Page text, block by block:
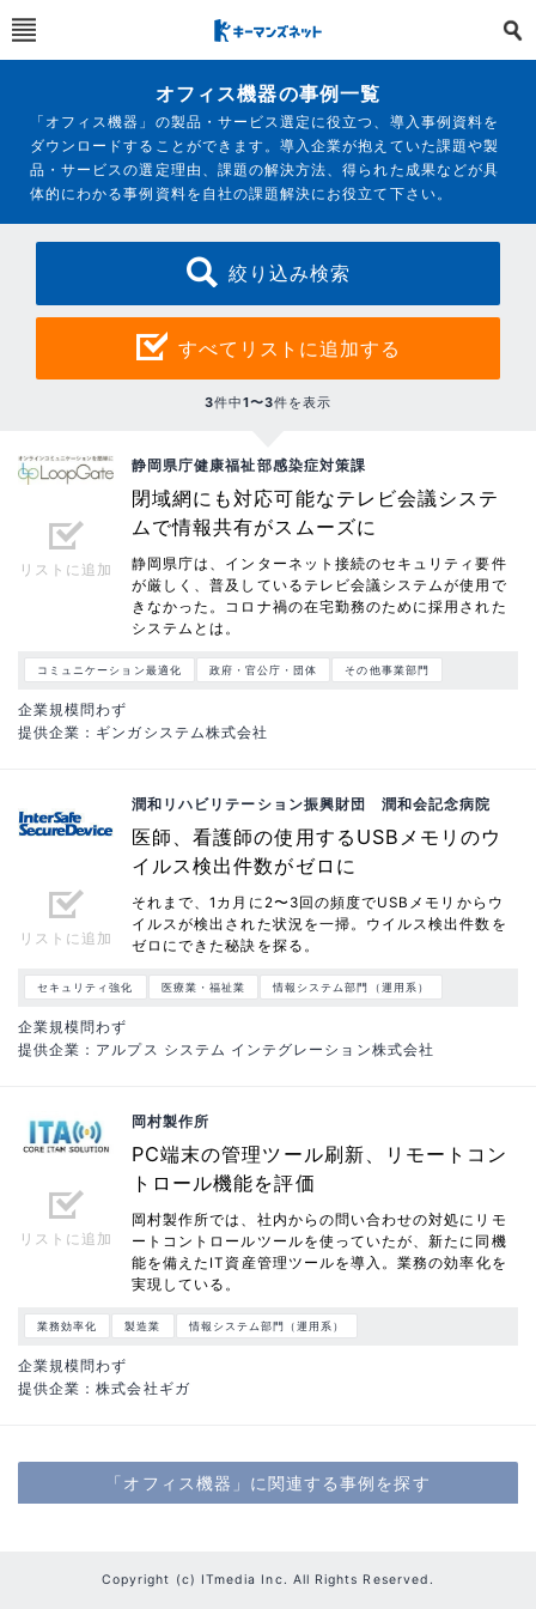
オフィス機器の事例一覧
「オフィス機器」の製品・サービス選定に役立つ、導入事例資料を
ダウンロードすることができます。導入企業が抱えていた課題や製
品・サービスの選定理由、課題の解決方法、得られた成果などが具
体的にわかる事例資料を自社の課題解決にお役立て下さい。
絞り込み検索
すべてリストに追加する
3件中1〜3件を表示
リストに追加
静岡県庁健康福祉部感染症対策課
閉域網にも対応可能なテレビ会議システ
ムで情報共有がスムーズに
静岡県庁は、インターネット接続のセキュリティ要件
が厳しく、普及しているテレビ会議システムが使用で
きなかった。コロナ禍の在宅勤務のために採用された
システムとは。
コミュニケーション最適化 政府・官公庁・団体 その他事業部門
企業規模問わず
提供企業：ギンガシステム株式会社
リストに追加
潤和リハビリテーション振興財団 潤和会記念病院
医師、看護師の使用するUSBメモリのウ
イルス検出件数がゼロに
それまで、1カ月に2〜3回の頻度でUSBメモリからウ
イルスが検出された状況を一掃。ウイルス検出件数を
ゼロにできた秘訣を探る。
セキュリティ強化 医療業・福祉業 情報システム部門（運用系）
企業規模問わず
提供企業：アルプス システム インテグレーション株式会社
リストに追加
岡村製作所
PC端末の管理ツール刷新、リモートコン
トロール機能を評価
岡村製作所では、社内からの問い合わせの対処にリモ
ートコントロールツールを使っていたが、新たに同機
能を備えたIT資産管理ツールを導入。業務の効率化を
実現している。
業務効率化 製造業 情報システム部門（運用系）
企業規模問わず
提供企業：株式会社ギガ
「オフィス機器」に関連する事例を探す
Copyright (c) ITmedia Inc. All Rights Reserved.